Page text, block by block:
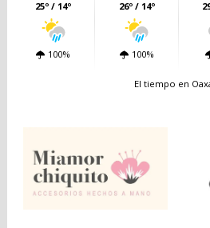
25º / 14º
100%
26º / 14º
100%
El tiempo en